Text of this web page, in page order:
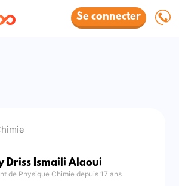
Se connecter
Driss Ismaili Alaoui
de Physique Chimie depuis 17 ans